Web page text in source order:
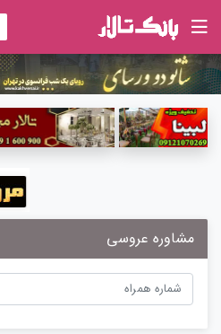
مشاوره عروسی